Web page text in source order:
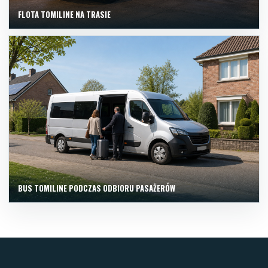
FLOTA TOMILINE NA TRASIE
BUS TOMILINE PODCZAS ODBIORU PASAŻERÓW